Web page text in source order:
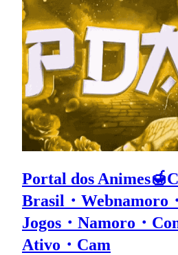
Portal dos
Brasil・Webnamoro
Jogos・Namoro・
Ativo・Cam